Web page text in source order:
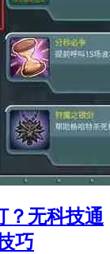
？无科技通
巧